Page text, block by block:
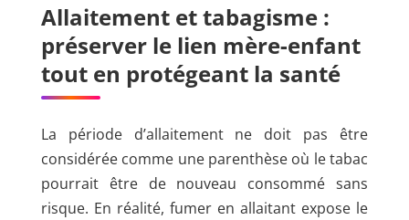
Allaitement et tabagisme :
préserver le lien mère-enfant
tout en protégeant la santé
La période d’allaitement ne doit pas être
considérée comme une parenthèse où le tabac
pourrait être de nouveau consommé sans
risque. En réalité, fumer en allaitant expose le